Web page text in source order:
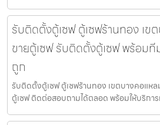
รับติดตั้งตู้เซฟ ตู้เซฟร้านทอง เข
ขายตู้เซฟ รับติดตั้งตู้เซฟ พร้อมที
ถูก
รับติดตั้งตู้เซฟ ตู้เซฟร้านทอง เขตบางคอแห
ตู้เซฟ ติดต่อสอบถามได้ตลอด พร้อมให้บริกา